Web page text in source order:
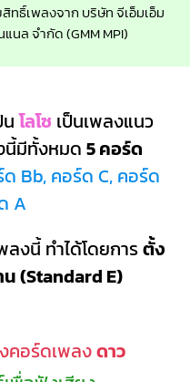
ธิ์เพลงจาก บริษัท จีเอ็มเอ็ม
นล จำกัด (GMM MPI)
นโลโซ เป็นเพลงแนว
นี้มีทั้งหมด 5 คอร์ด
Bb, คอร์ด C, คอร์ด
A
งนี้ ทำได้โดยการตั้ง
(Standard E)
คอร์ดเพลงดาว